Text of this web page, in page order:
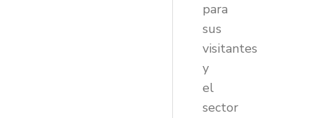
para
sus
visitantes
y
el
sector